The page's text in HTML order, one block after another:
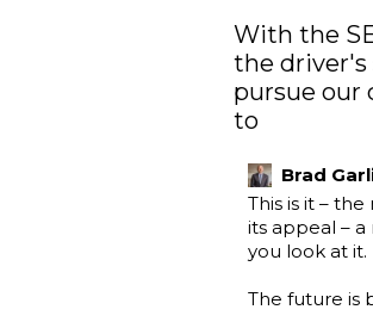
With the
the driver's
pursue our
to
Brad
This is it –
its appeal –
you look at it.
The future is